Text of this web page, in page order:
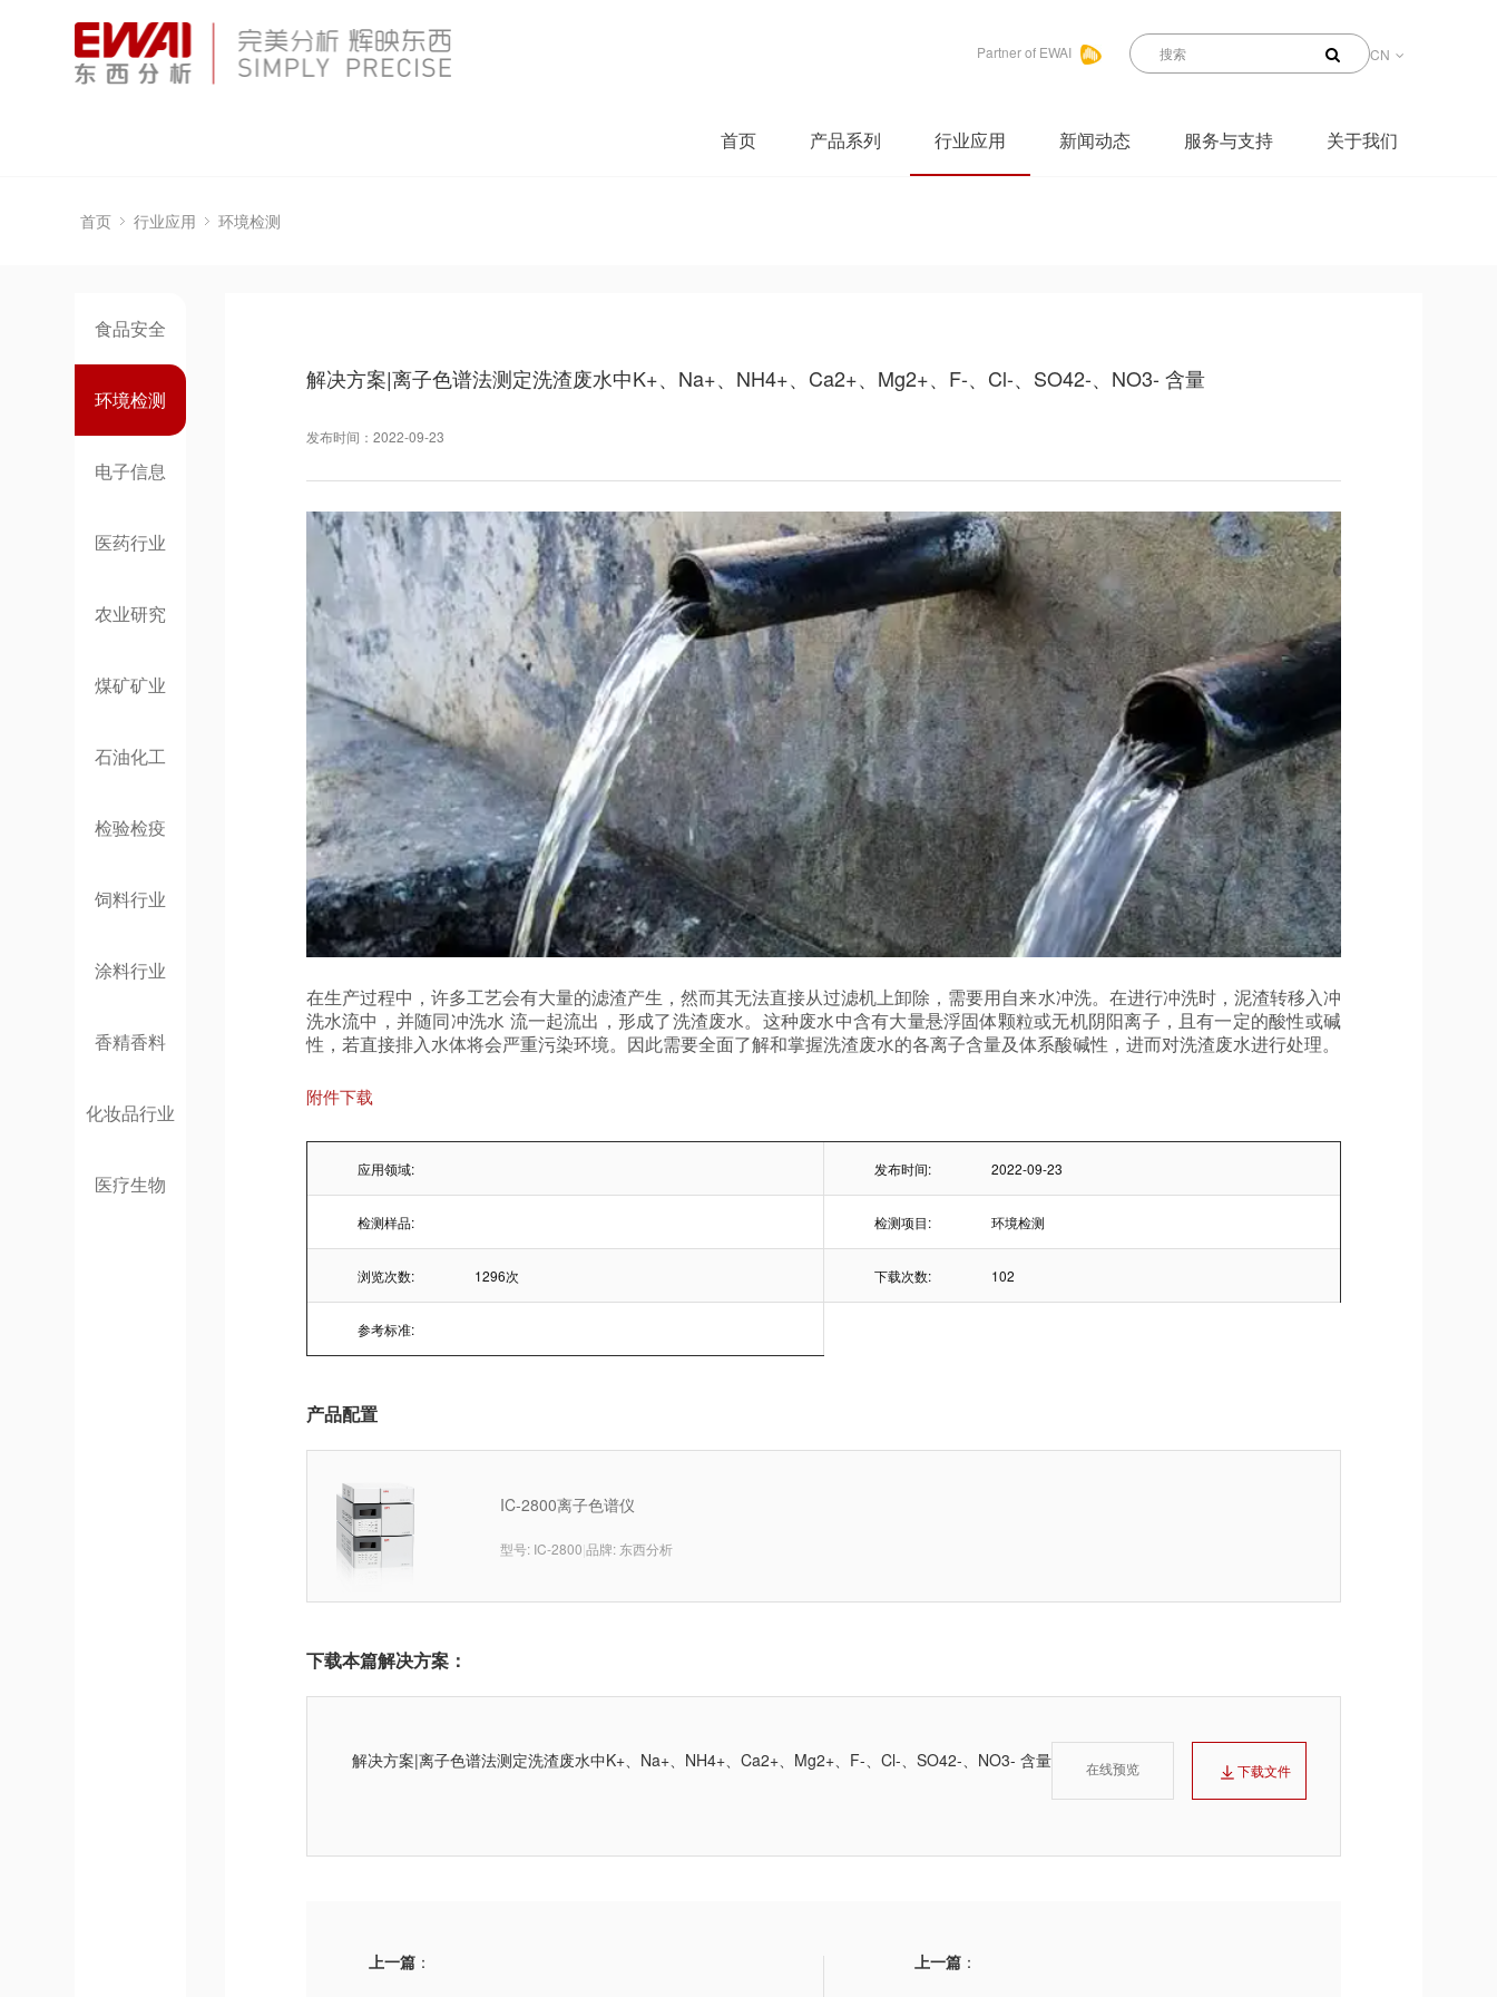
Partner of EWAI CN
首页 产品系列 行业应用 新闻动态 服务与支持 关于我们
首页 行业应用 环境检测
食品安全
环境检测
电子信息
医药行业
农业研究
煤矿矿业
石油化工
检验检疫
饲料行业
涂料行业
香精香料
化妆品行业
医疗生物
解决方案|离子色谱法测定洗渣废水中K+、Na+、NH4+、Ca2+、Mg2+、F-、Cl-、SO42-、NO3- 含量
发布时间：2022-09-23
在生产过程中，许多工艺会有大量的滤渣产生，然而其无法直接从过滤机上卸除，需要用自来水冲洗。在进行冲洗时，泥渣转移入冲
洗水流中，并随同冲洗水 流一起流出，形成了洗渣废水。这种废水中含有大量悬浮固体颗粒或无机阴阳离子，且有一定的酸性或碱
性，若直接排入水体将会严重污染环境。因此需要全面了解和掌握洗渣废水的各离子含量及体系酸碱性，进而对洗渣废水进行处理。
附件下载
应用领域: 发布时间: 2022-09-23
检测样品: 检测项目: 环境检测
浏览次数: 1296次 下载次数: 102
参考标准:
产品配置
IC-2800离子色谱仪
型号: IC-2800 |品牌: 东西分析
下载本篇解决方案：
解决方案|离子色谱法测定洗渣废水中K+、Na+、NH4+、Ca2+、Mg2+、F-、Cl-、SO42-、NO3- 含量 在线预览 下载文件
上一篇：
上一篇 ：